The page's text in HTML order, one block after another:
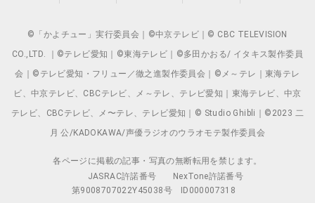
©「かよチュー」実行委員会｜©中京テレビ｜© CBC TELEVISION
CO.,LTD. ｜©テレビ愛知｜©東海テレビ｜©多田かおる/ イタキス製作委員
会｜©テレビ愛知・フリュー／徹之進製作委員会｜©メ～テレ｜東海テレ
ビ、中京テレビ、CBCテレビ、メ～テレ、テレビ愛知｜東海テレビ、中京
テレビ、CBCテレビ、メ〜テレ、テレビ愛知｜© Studio Ghibli｜©2023 二
月 公/KADOKAWA/声優ラジオのウラオモテ製作委員会
各ページに掲載の記事・写真の無断転用を禁じます。
JASRAC許諾番号
NexTone許諾番号
第9008707022Y45038号
ID000007318